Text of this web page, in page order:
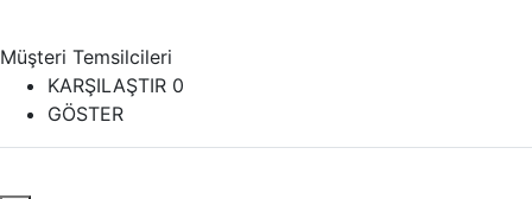
Müşteri Temsilcileri
KARŞILAŞTIR 0
GÖSTER